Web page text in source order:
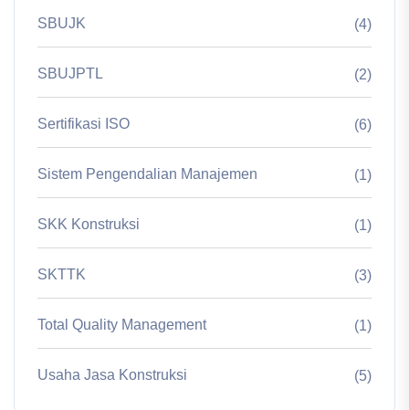
SBUJK (4)
SBUJPTL (2)
Sertifikasi ISO (6)
Sistem Pengendalian Manajemen (1)
SKK Konstruksi (1)
SKTTK (3)
Total Quality Management (1)
Usaha Jasa Konstruksi (5)